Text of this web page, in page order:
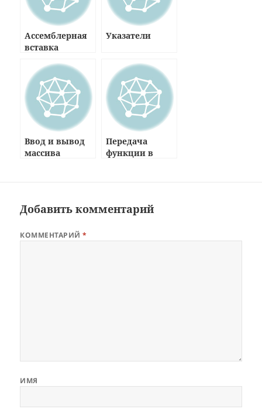
Ассемблерная
вставка
Указатели
Ввод и вывод
массива
Передача
функции в
Добавить комментарий
КОММЕНТАРИЙ*
ИМЯ